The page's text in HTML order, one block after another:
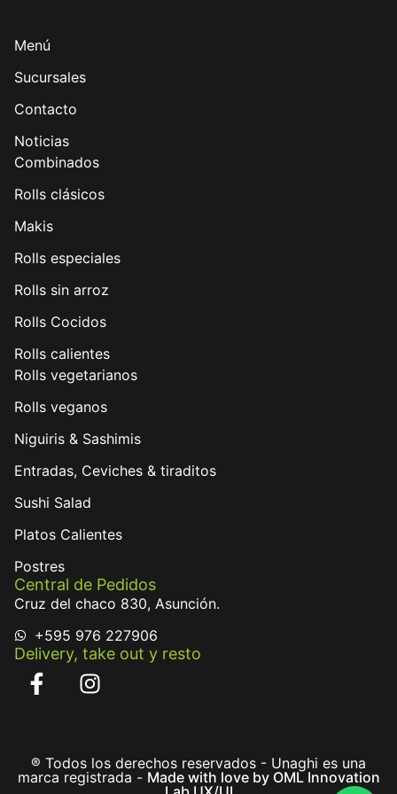
Menú
Sucursales
Contacto
Noticias
Combinados
Rolls clásicos
Makis
Rolls especiales
Rolls sin arroz
Rolls Cocidos
Rolls calientes
Rolls vegetarianos
Rolls veganos
Niguiris & Sashimis
Entradas, Ceviches & tiraditos
Sushi Salad
Platos Calientes
Postres
Central de Pedidos
Cruz del chaco 830, Asunción.
+595 976 227906
Delivery, take out y resto
® Todos los derechos reservados - Unaghi es una
marca registrada - Made with love by OML Innovation